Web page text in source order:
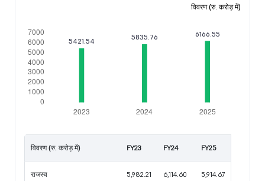
विवरण (रु. करोड़ में)
विवरण (रु. करोड़ में) FY23 FY24 FY25
राजस्व 5,982.21 6,114.60 5,914.67